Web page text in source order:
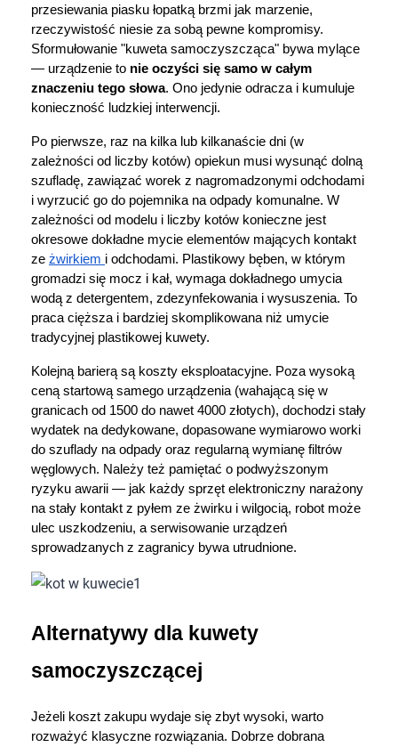
przesiewania piasku łopatką brzmi jak marzenie,
rzeczywistość niesie za sobą pewne kompromisy.
Sformułowanie "kuweta samoczyszcząca" bywa mylące
— urządzenie to nie oczyści się samo w całym
znaczeniu tego słowa. Ono jedynie odracza i kumuluje
konieczność ludzkiej interwencji.
Po pierwsze, raz na kilka lub kilkanaście dni (w
zależności od liczby kotów) opiekun musi wysunąć dolną
szufladę, zawiązać worek z nagromadzonymi odchodami
i wyrzucić go do pojemnika na odpady komunalne. W
zależności od modelu i liczby kotów konieczne jest
okresowe dokładne mycie elementów mających kontakt
ze żwirkiem i odchodami. Plastikowy bęben, w którym
gromadzi się mocz i kał, wymaga dokładnego umycia
wodą z detergentem, zdezynfekowania i wysuszenia. To
praca cięższa i bardziej skomplikowana niż umycie
tradycyjnej plastikowej kuwety.
Kolejną barierą są koszty eksploatacyjne. Poza wysoką
ceną startową samego urządzenia (wahającą się w
granicach od 1500 do nawet 4000 złotych), dochodzi stały
wydatek na dedykowane, dopasowane wymiarowo worki
do szuflady na odpady oraz regularną wymianę filtrów
węglowych. Należy też pamiętać o podwyższonym
ryzyku awarii — jak każdy sprzęt elektroniczny narażony
na stały kontakt z pyłem ze żwirku i wilgocią, robot może
ulec uszkodzeniu, a serwisowanie urządzeń
sprowadzanych z zagranicy bywa utrudnione.
Alternatywy dla kuwety
samoczyszczącej
Jeżeli koszt zakupu wydaje się zbyt wysoki, warto
rozważyć klasyczne rozwiązania. Dobrze dobrana